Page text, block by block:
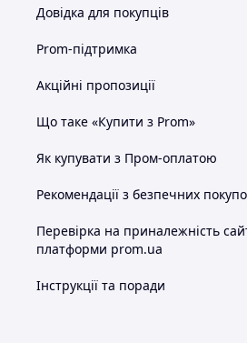
Довідка для покупців
Prom-підтримка
Акційні пропозиції
Що таке «Купити з Prom»
Як купувати з Пром-оплатою
Рекомендації з безпечних
Перевірка на приналежність
платформи prom.ua
Інструкції та поради